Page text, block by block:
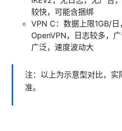
较快，可能含捆绑
VPN C：数据上限1GB/日
OpenVPN，日志较多，
广泛，速度波动大
注：以上为示意型对比，实
准。